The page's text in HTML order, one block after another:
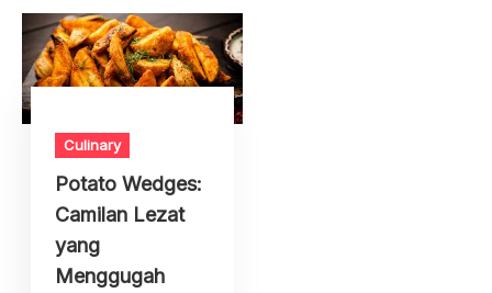
Culinary
Potato Wedges:
Camilan Lezat
yang
Menggugah